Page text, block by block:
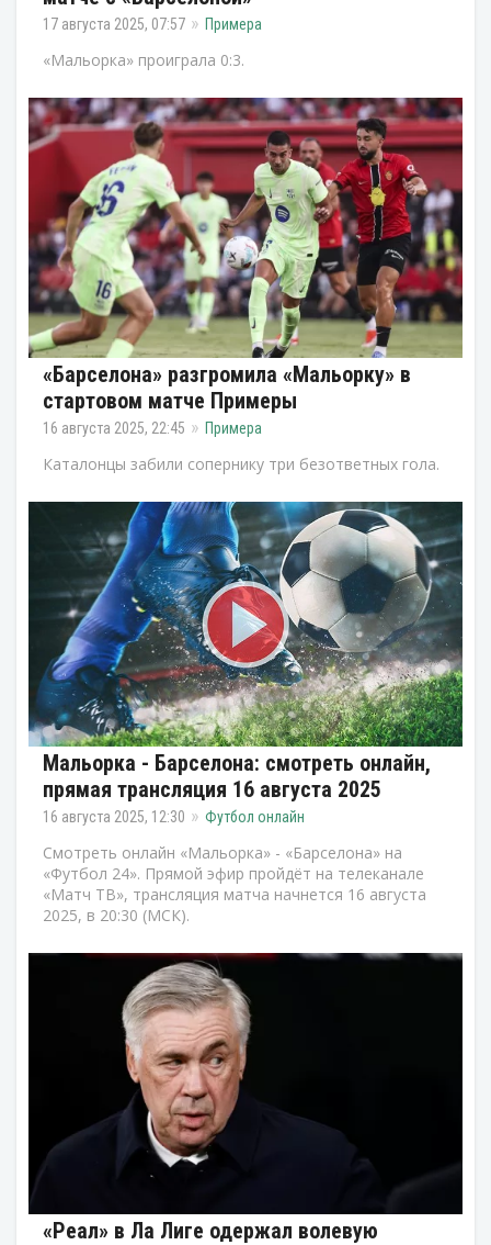
17 августа 2025, 07:57 Примера
«Мальорка» проиграла 0:3.
«Барселона» разгромила «Мальорку» в
стартовом матче Примеры
16 августа 2025, 22:45 Примера
Каталонцы забили сопернику три безответных гола.
Мальорка - Барселона: смотреть онлайн,
прямая трансляция 16 августа 2025
16 августа 2025, 12:30 Футбол онлайн
Смотреть онлайн «Мальорка» - «Барселона» на
«Футбол 24». Прямой эфир пройдёт на телеканале
«Матч ТВ», трансляция матча начнется 16 августа
2025, в 20:30 (МСК).
«Реал» в Ла Лиге одержал волевую